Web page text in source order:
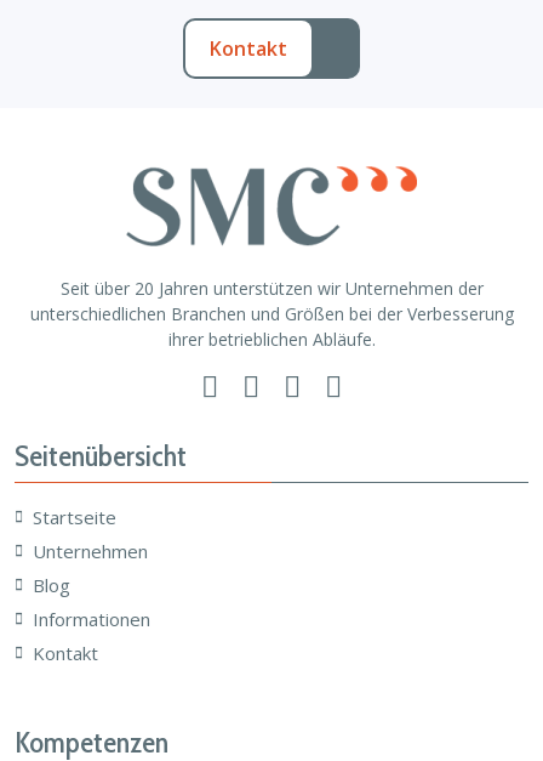
Kontakt
Seit über 20 Jahren unterstützen wir Unternehmen der
unterschiedlichen Branchen und Größen bei der Verbesserung
ihrer betrieblichen Abläufe.
Seitenübersicht
Startseite
Unternehmen
Blog
Informationen
Kontakt
Kompetenzen